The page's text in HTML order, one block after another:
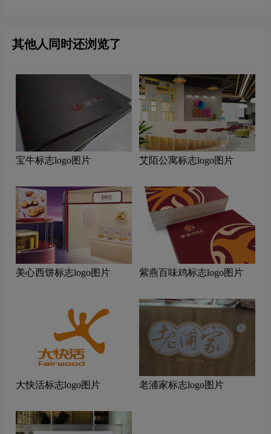
其他人同时还浏览了
宝牛标志logo图片 艾陌公寓标志logo图片
美心西饼标志logo图片 紫燕百味鸡标志logo图片
大快活标志logo图片 老浦家标志logo图片